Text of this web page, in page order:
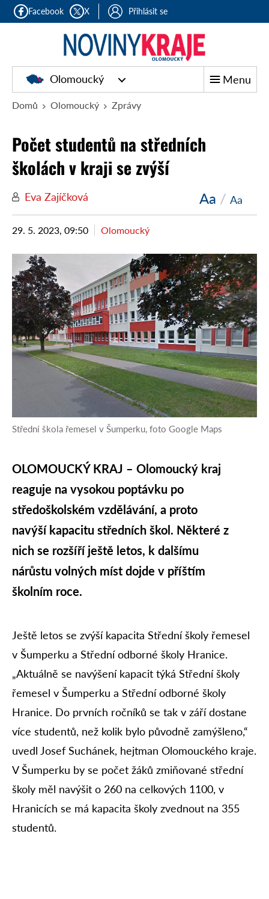
Facebook X Přihlásit se
Olomoucký Menu
Domů Olomoucký Zprávy
Počet studentů na středních
školách v kraji se zvýší
Eva Zajíčková Aa / Aa
29. 5. 2023, 09:50 Olomoucký
Střední škola řemesel v Šumperku, foto Google Maps
OLOMOUCKÝ KRAJ – Olomoucký kraj
reaguje na vysokou poptávku po
středoškolském vzdělávání, a proto
navýší kapacitu středních škol. Některé z
nich se rozšíří ještě letos, k dalšímu
nárůstu volných míst dojde v příštím
školním roce.
Ještě letos se zvýší kapacita Střední školy řemesel
v Šumperku a Střední odborné školy Hranice.
„Aktuálně se navýšení kapacit týká Střední školy
řemesel v Šumperku a Střední odborné školy
Hranice. Do prvních ročníků se tak v září dostane
více studentů, než kolik bylo původně zamýšleno,“
uvedl Josef Suchánek, hejtman Olomouckého kraje.
V Šumperku by se počet žáků zmiňované střední
školy měl navýšit o 260 na celkových 1100, v
Hranicích se má kapacita školy zvednout na 355
studentů.